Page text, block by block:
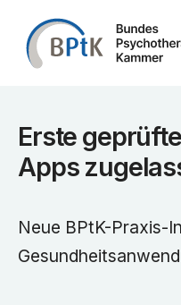
Zum Inhalt springen
Erste
Apps
Neue BPtK-Praxis-